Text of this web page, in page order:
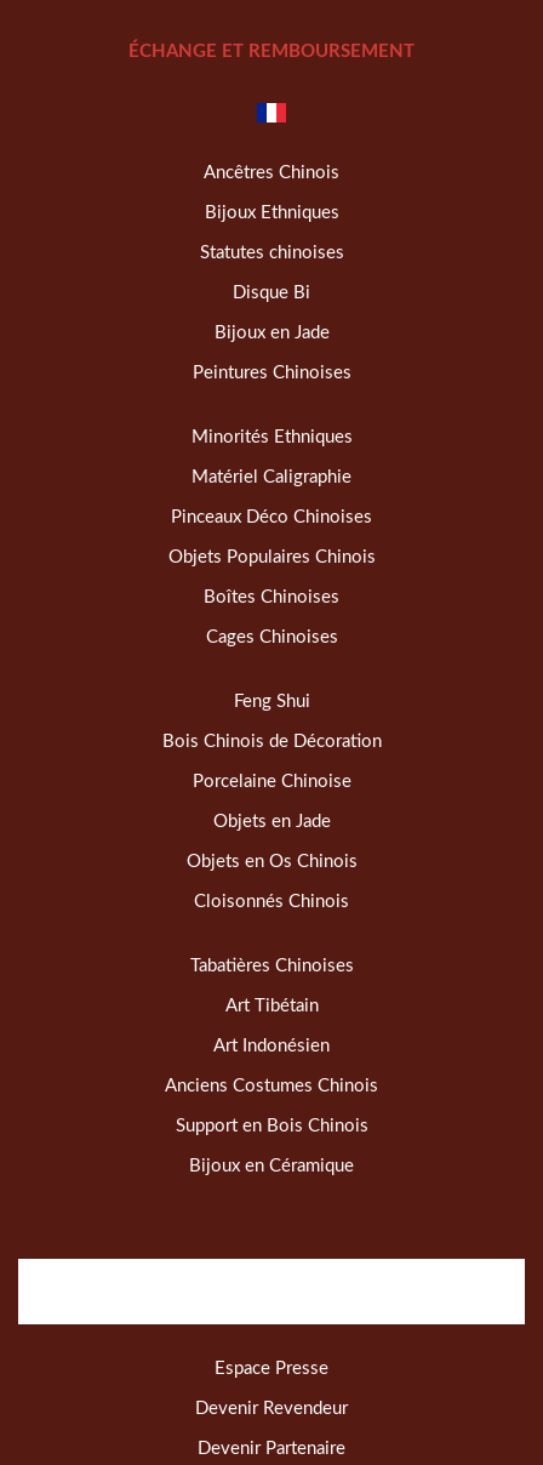
ÉCHANGE ET REMBOURSEMENT
Ancêtres Chinois
Bijoux Ethniques
Statutes chinoises
Disque Bi
Bijoux en Jade
Peintures Chinoises
Minorités Ethniques
Matériel Caligraphie
Pinceaux Déco Chinoises
Objets Populaires Chinois
Boîtes Chinoises
Cages Chinoises
Feng Shui
Bois Chinois de Décoration
Porcelaine Chinoise
Objets en Jade
Objets en Os Chinois
Cloisonnés Chinois
Tabatières Chinoises
Art Tibétain
Art Indonésien
Anciens Costumes Chinois
Support en Bois Chinois
Bijoux en Céramique
Espace Presse
Devenir Revendeur
Devenir Partenaire